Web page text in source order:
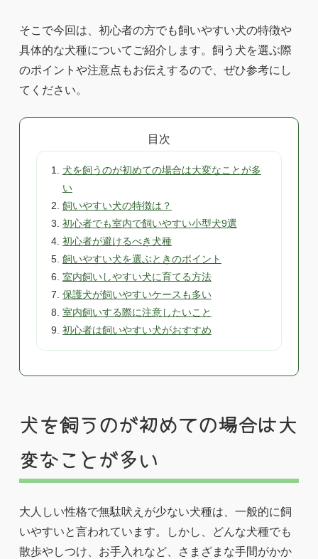
そこで今回は、初心者の方でも飼いやすい犬の特徴や
具体的な犬種についてご紹介します。飼う犬を選ぶ際
のポイントや注意点もお伝えするので、ぜひ参考にし
てください。
目次
犬を飼うのが初めての場合は大変なことが多
い
飼いやすい犬の特徴は？
初心者でも室内で飼いやすい小型犬9選
初心者が避けるべき犬種
飼いやすい犬を選ぶときのポイント
室内飼いしやすい犬に育てる方法
保護犬が飼いやすいケースも多い
室内飼いする際に注意したいこと
初心者は飼いやすい犬がおすすめ
犬を飼うのが初めての場合は大
変なことが多い
大人しい性格で無駄吠えが少ない犬種は、一般的に飼
いやすいと言われています。しかし、どんな犬種でも
散歩やしつけ、お手入れなど、さまざまな手間がかか